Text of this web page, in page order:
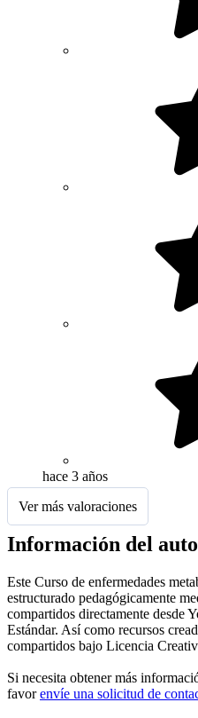
hace 3 años
Ver más valoraciones
Información del
Este Curso de enfermedades
estructurado pedagógicamente
compartidos directamente desde
Estándar. Así como recursos
compartidos bajo Licencia
Si necesita obtener más
favorenvíe una solicitud de